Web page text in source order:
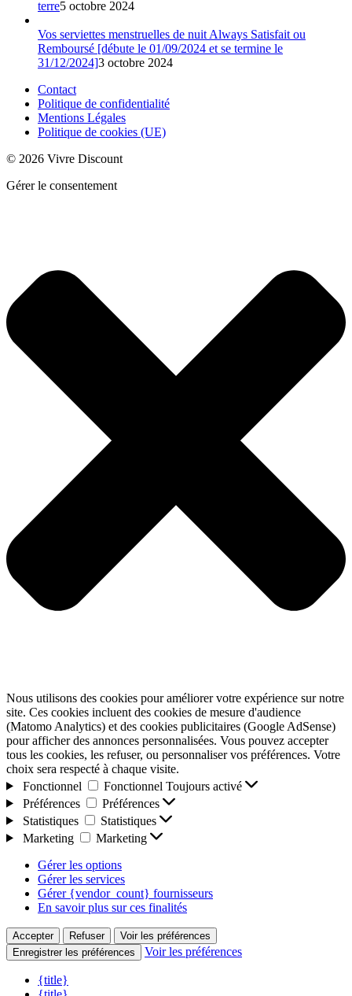
terre5 octobre 2024
Vos serviettes menstruelles de nuit Always Satisfait ou
Remboursé [débute le 01/09/2024 et se termine le
31/12/2024]3 octobre 2024
Contact
Politique de confidentialité
Mentions Légales
Politique de cookies (UE)
© 2026 Vivre Discount
Gérer le consentement
Nous utilisons des cookies pour améliorer votre expérience sur notre
site. Ces cookies incluent des cookies de mesure d'audience
(Matomo Analytics) et des cookies publicitaires (Google AdSense)
pour afficher des annonces personnalisées. Vous pouvez accepter
tous les cookies, les refuser, ou personnaliser vos préférences. Votre
choix sera respecté à chaque visite.
Fonctionnel
Fonctionnel Toujours activé
Préférences
Préférences
Statistiques
Statistiques
Marketing
Marketing
Gérer les options
Gérer les services
Gérer {vendor_count} fournisseurs
En savoir plus sur ces finalités
Accepter Refuser
Voir les préférences
Enregistrer les préférences
Voir les préférences
{title}